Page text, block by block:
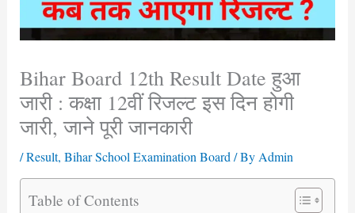
Bihar Board 12th Result Date हुआ
जारी : कक्षा 12वीं रिजल्ट इस दिन होगी
जारी, जाने पूरी जानकारी
/Result, Bihar School Examination Board / By Admin
Table of Contents